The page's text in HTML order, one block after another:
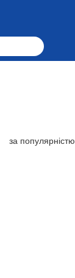
за популярністю